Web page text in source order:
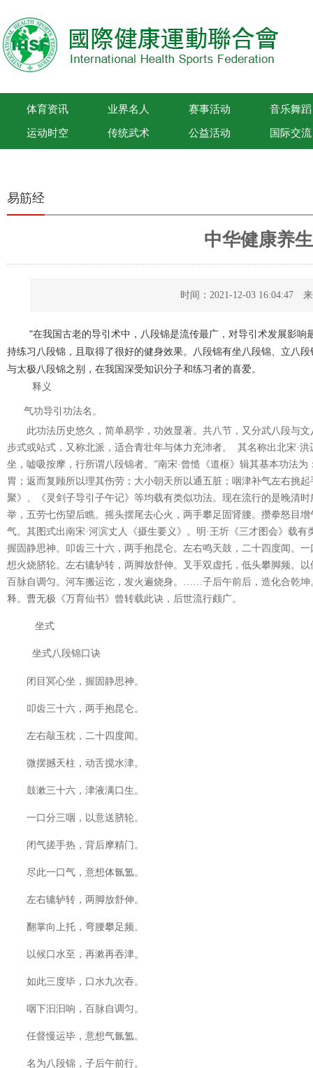
体育资讯 业界名人 赛事活动 音乐舞蹈
运动时空 传统武术 公益活动 国际交流
易筋经
中华健康养
时间：2021-12-03 16:04:47
"在我国古老的导引术中，八段锦是流传最广，对导引术发展影响
持练习八段锦，且取得了很好的健身效果。八段锦有坐八段锦、立八
与太极八段锦之别，在我国深受知识分子和练习者的喜爱。
释义
气功导引功法名。
此功法历史悠久，简单易学，功效显著。共八节，又分武八段与
步式或站式，又称北派，适合青壮年与体力充沛者。
其名称出北宋·
坐，嘘吸按摩，行所谓八段锦者。”南宋·曾慥《道枢》辑其基本功法
胃；返而复顾所以理其伤劳；大小朝天所以通五脏；咽津补气左右挑
聚》、《灵剑子导引子午记》等均载有类似功法。现在流行的是晚清
举，五劳七伤望后瞧。摇头摆尾去心火，两手攀足固肾腰。攒拳怒目
气。其图式出南宋·河滨丈人《摄生要义》。明·王圻《三才图会》载有
握固静思神。叩齿三十六，两手抱昆仑。左右鸣天鼓，二十四度闻。
想火烧脐轮。左右辘轳转，两脚放舒伸。叉手双虚托，低头攀脚频。
百脉自调匀。河车搬运讫，发火遍烧身。……子后午前后，造化合乾
释。曹无极《万育仙书》曾转载此诀，后世流行颇广。
坐式
坐式八段锦口诀
闭目冥心坐，握固静思神。
叩齿三十六，两手抱昆仑。
左右敲玉枕， 二十四度闻。
微摆撼天柱，动舌搅水津。
鼓漱三十六，津液满口生。
一口分三咽，以意送脐轮。
闭气搓手热，背后摩精门。
尽此一口气，意想体氤氲。
左右辘轳转，两脚放舒伸。
翻掌向上托，弯腰攀足频。
以候口水至，再漱再吞津。
如此三度毕，口水九次吞。
咽下汩汩响，百脉自调匀。
任督慢运毕，意想气氤氲。
名为八段锦，子后午前行。